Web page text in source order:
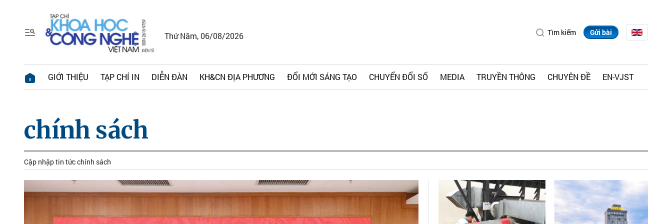
Thứ Năm, 06/08/2026 Tìm kiếm Gửi bài
GIỚI THIỆU TẠP CHÍ IN DIỄN ĐÀN KH&CN ĐỊA PHƯƠNG ĐỔI MỚI SÁNG TẠO CHUYỂN ĐỔI SỐ MEDIA TRUYỀN THÔNG CHUYÊN ĐỀ EN-VJST
chính sách
Cập nhập tin tức chính sách